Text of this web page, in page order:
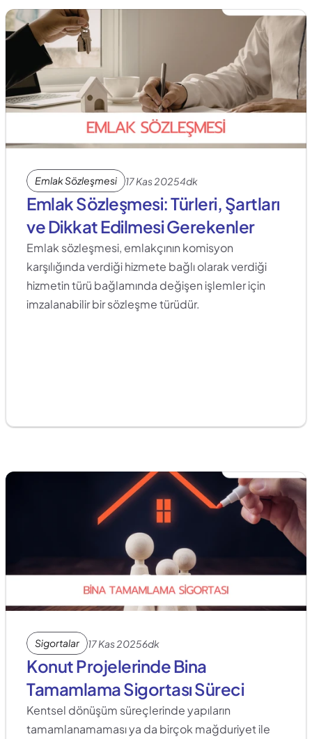
Emlak Sözleşmesi 17 Kas 20254dk
Emlak Sözleşmesi: Türleri, Şartları
ve Dikkat Edilmesi Gerekenler
Emlak sözleşmesi, emlakçının komisyon
karşılığında verdiği hizmete bağlı olarak verdiği
hizmetin türü bağlamında değişen işlemler için
imzalanabilir bir sözleşme türüdür.
Sigortalar 17 Kas 20256dk
Konut Projelerinde Bina
Tamamlama Sigortası Süreci
Kentsel dönüşüm süreçlerinde yapıların
tamamlanamaması ya da birçok mağduriyet ile